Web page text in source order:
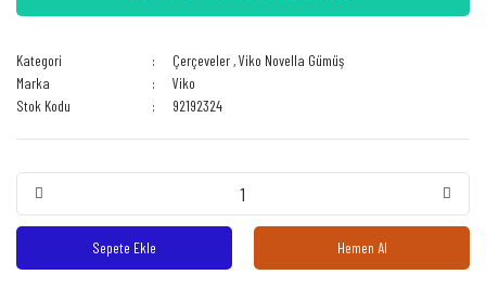
Kategori Çerçeveler ,Viko Novella Gümüş
Marka
Viko
Stok Kodu
92192324
Sepete Ekle Hemen Al